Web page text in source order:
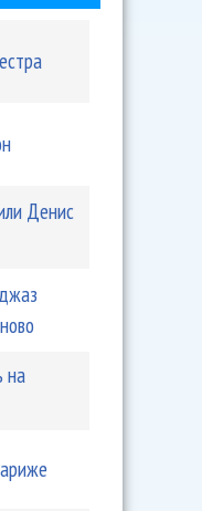
Денис
на